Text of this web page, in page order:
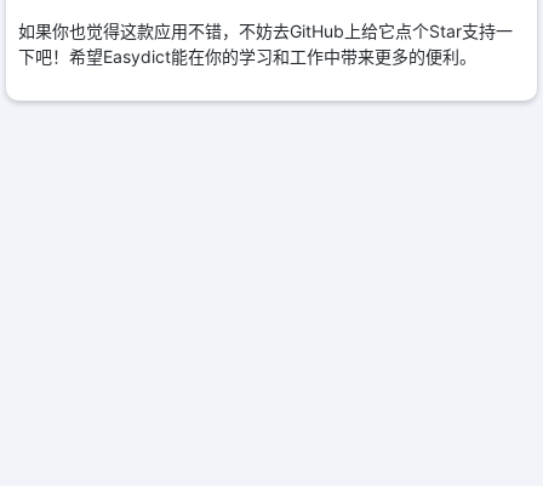
如果你也觉得这款应用不错，不妨去GitHub上给它点个Star支持一
下吧！希望Easydict能在你的学习和工作中带来更多的便利。